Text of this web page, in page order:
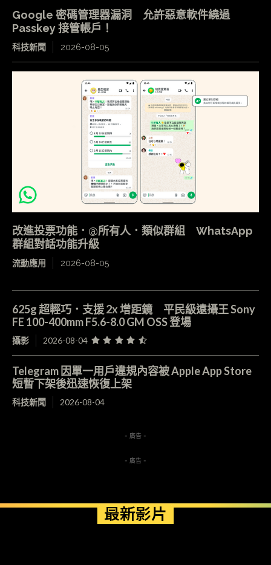
Google 密碼管理器漏洞 允許惡意軟件繞過
Passkey 接管帳戶！
科技新聞 2026-08-05
改進投票功能．@所有人．類似群組 WhatsApp
群組對話功能升級
流動應用 2026-08-05
625g 超輕巧．支援 2x 增距鏡 平民級遠攝王 Sony
FE 100-400mm F5.6-8.0 GM OSS 登場
攝影 2026-08-04
Telegram 因單一用戶違規內容被 Apple App Store
短暫下架後迅速恢復上架
科技新聞 2026-08-04
- 廣告 -
- 廣告 -
最新影片